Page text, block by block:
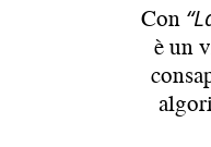
Con
è un